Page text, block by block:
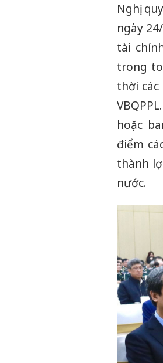
Nghị
ngày
tài
trong
thời
hoặc
điểm
thành
nước.